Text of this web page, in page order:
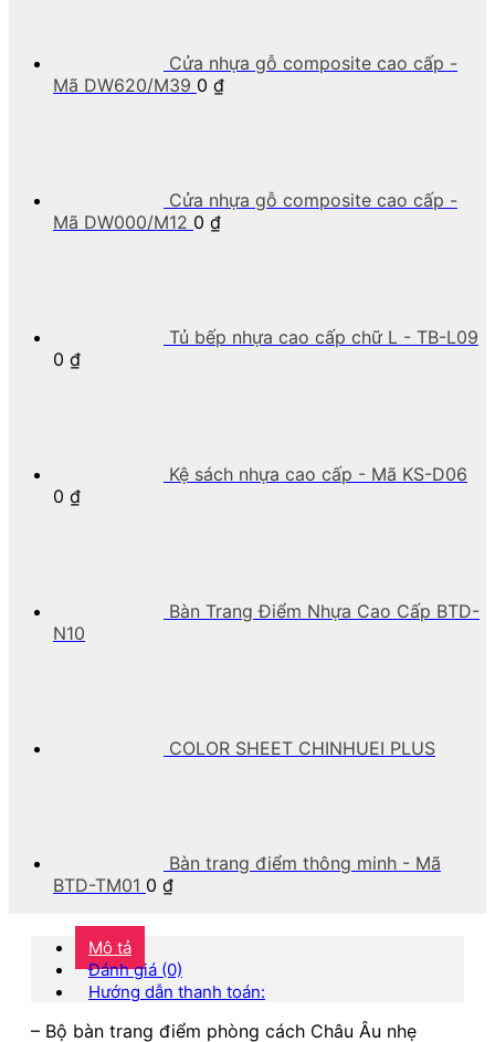
Cửa nhựa gỗ composite cao cấp -
Mã DW620/M39 0 ₫
Cửa nhựa gỗ composite cao cấp -
Mã DW000/M12 0 ₫
Tủ bếp nhựa cao cấp chữ L - TB-L09
0 ₫
Kệ sách nhựa cao cấp - Mã KS-D06
0 ₫
Bàn Trang Điểm Nhựa Cao Cấp BTD-
N10
COLOR SHEET CHINHUEI PLUS
Bàn trang điểm thông minh - Mã
BTD-TM01 0 ₫
Mô tả
Đánh giá (0)
Hướng dẫn thanh toán:
– Bộ bàn trang điểm phòng cách Châu Âu nhẹ